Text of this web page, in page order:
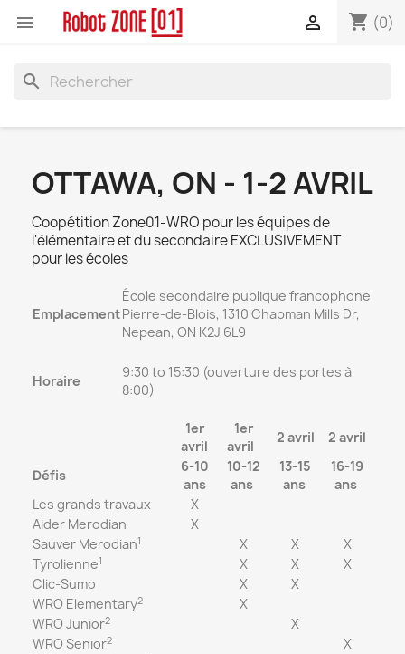
 shopping_cart (0)

search
OTTAWA, ON - 1-2 AVRIL
Coopétition Zone01-WRO pour les équipes de
l'élémentaire et du secondaire EXCLUSIVEMENT
pour les écoles
Emplacement
École secondaire publique francophone
Pierre-de-Blois, 1310 Chapman Mills Dr,
Nepean, ON K2J 6L9
Horaire
9:30 to 15:30 (ouverture des portes à
8:00)
1er
avril
1er
avril
2 avril 2 avril
Défis
6-10
ans
10-12
ans
13-15
ans
16-19
ans
Les grands travaux
X
Aider Merodian
X
Sauver Merodian1 X X
X
Tyrolienne1 X X
X
Clic-Sumo
X
X
WRO Elementary2
X
WRO Junior2
X
WRO Senior2
X